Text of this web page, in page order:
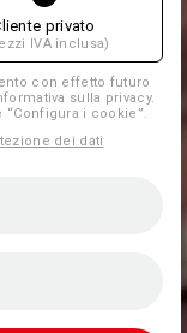
privato
IVA inclusa)
con effetto futuro
sulla privacy.
i cookie”.
dei dati